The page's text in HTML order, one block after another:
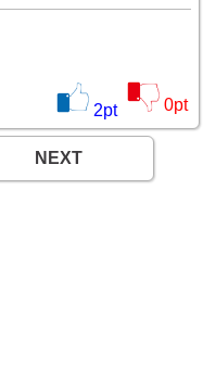
2pt 0pt
NEXT